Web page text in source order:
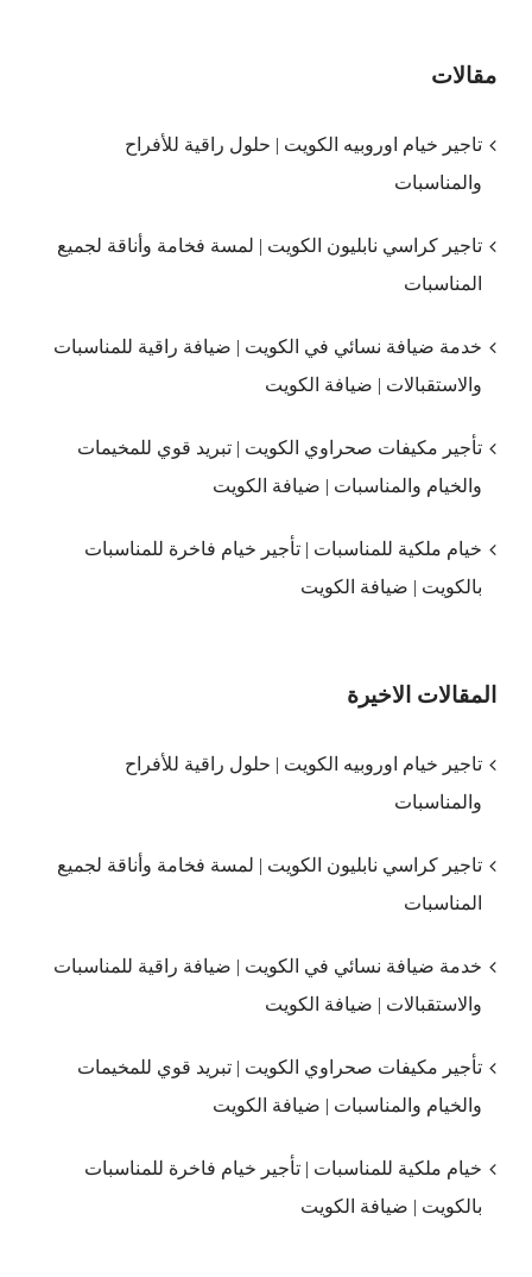
مقالات
تاجير خيام اوروبيه الكويت | حلول راقية للأفراح
والمناسبات
تاجير كراسي نابليون الكويت | لمسة فخامة وأناقة لجميع
المناسبات
خدمة ضيافة نسائي في الكويت | ضيافة راقية للمناسبات
والاستقبالات | ضيافة الكويت
تأجير مكيفات صحراوي الكويت | تبريد قوي للمخيمات
والخيام والمناسبات | ضيافة الكويت
خيام ملكية للمناسبات | تأجير خيام فاخرة للمناسبات
بالكويت | ضيافة الكويت
المقالات الاخيرة
تاجير خيام اوروبيه الكويت | حلول راقية للأفراح
والمناسبات
تاجير كراسي نابليون الكويت | لمسة فخامة وأناقة لجميع
المناسبات
خدمة ضيافة نسائي في الكويت | ضيافة راقية للمناسبات
والاستقبالات | ضيافة الكويت
تأجير مكيفات صحراوي الكويت | تبريد قوي للمخيمات
والخيام والمناسبات | ضيافة الكويت
خيام ملكية للمناسبات | تأجير خيام فاخرة للمناسبات
بالكويت | ضيافة الكويت